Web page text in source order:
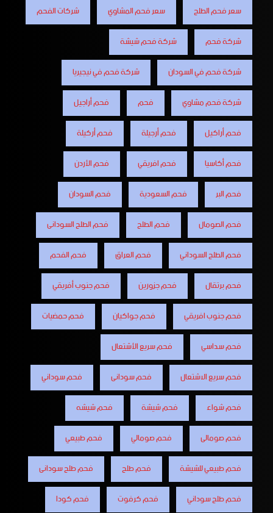
سعر فحم الطلح
سعر فحم المشاوي
شركات الفحم
شركة فحم
شركة فحم شيشة
شركة فحم في السودان
شركة فحم في نيجيريا
شركة فحم مشاوي
فحم
فحم أراجيل
فحم أراكيل
فحم أرجيلة
فحم أركيلة
فحم أكاسيا
فحم افريقي
فحم الأردن
فحم البر
فحم السعودية
فحم السودان
فحم الصومال
فحم الطلح
فحم الطلح السودانى
فحم الطلح السوداني
فحم العراق
فحم الفحم
فحم برتقال
فحم جزورين
فحم جنوب أفريقي
فحم جنوب افريقي
فحم جواكيان
فحم حمضيات
فحم سداسي
فحم سريع الأشتعال
فحم سريع الاشتعال
فحم سودانى
فحم سوداني
فحم شواء
فحم شيشة
فحم شيشه
فحم صومالى
فحم صومالي
فحم طبيعي
فحم طبيعي للشيشة
فحم طلح
فحم طلح سودانى
فحم طلح سوداني
فحم كرفوت
فحم كودا